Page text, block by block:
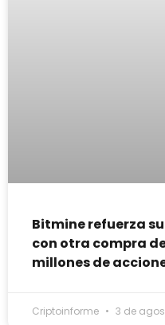
Bitmine refuerza
con otra compra
millones de
Criptoinforme 3 de